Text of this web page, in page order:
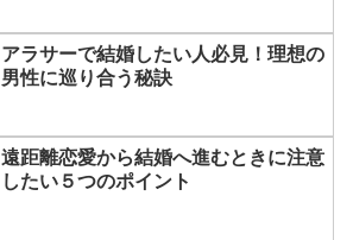
アラサーで結婚したい人必見！理想の
男性に巡り合う秘訣
遠距離恋愛から結婚へ進むときに注意
したい５つのポイント